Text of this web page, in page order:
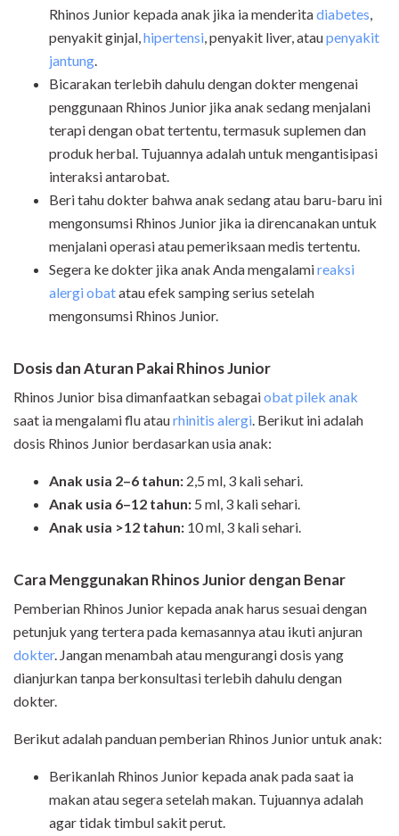
Rhinos Junior kepada anak jika ia menderitadiabetes,
penyakit ginjal,hipertensi, penyakit liver, ataupenyakit
jantung.
Bicarakan terlebih dahulu dengan dokter mengenai
penggunaan Rhinos Junior jika anak sedang menjalani
terapi dengan obat tertentu, termasuk suplemen dan
produk herbal. Tujuannya adalah untuk mengantisipasi
interaksi antarobat.
Beri tahu dokter bahwa anak sedang atau baru-baru ini
mengonsumsi Rhinos Junior jika ia direncanakan untuk
menjalani operasi atau pemeriksaan medis tertentu.
Segera ke dokter jika anak Anda mengalamireaksi
alergi obatatau efek samping serius setelah
mengonsumsi Rhinos Junior.
Dosis dan Aturan Pakai Rhinos Junior
Rhinos Junior bisa dimanfaatkan sebagaiobat pilek anak
saat ia mengalami flu ataurhinitis alergi. Berikut ini adalah
dosis Rhinos Junior berdasarkan usia anak:
Anak usia 2–6 tahun: 2,5 ml, 3 kali sehari.
Anak usia 6–12 tahun: 5 ml, 3 kali sehari.
Anak usia >12 tahun: 10 ml, 3 kali sehari.
Cara Menggunakan Rhinos Junior dengan Benar
Pemberian Rhinos Junior kepada anak harus sesuai dengan
petunjuk yang tertera pada kemasannya atau ikuti anjuran
dokter. Jangan menambah atau mengurangi dosis yang
dianjurkan tanpa berkonsultasi terlebih dahulu dengan
dokter.
Berikut adalah panduan pemberian Rhinos Junior untuk anak:
Berikanlah Rhinos Junior kepada anak pada saat ia
makan atau segera setelah makan. Tujuannya adalah
agar tidak timbul sakit perut.